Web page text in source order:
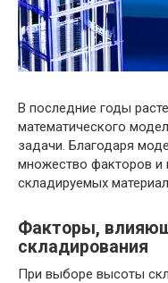
В последние годы
математического
задачи. Благодаря
множество факторов
складируемых
Факторы,
складирования
При выборе высоты